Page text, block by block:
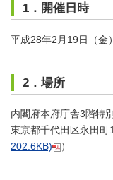
1．開催日時
平成28年2月19日（金
2．場所
内閣府本府庁舎3階特
東京都千代田区永田町
202.6KB)
）